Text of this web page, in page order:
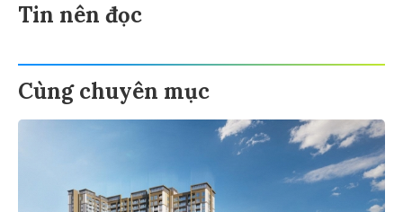
Tin nên đọc
Cùng chuyên mục